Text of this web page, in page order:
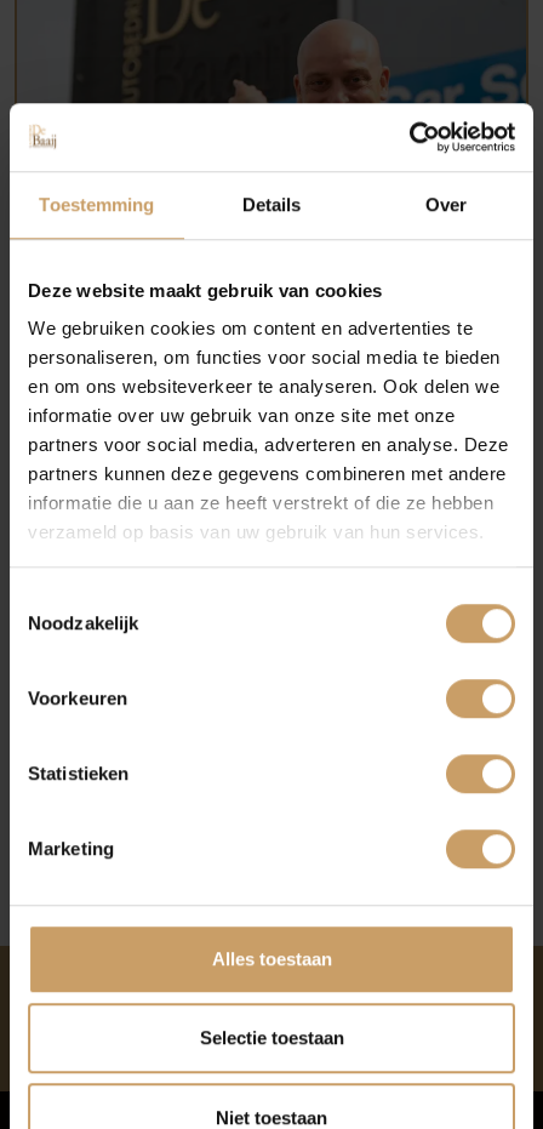
Toestemming Details Over
Deze website maakt gebruik van cookies
We gebruiken cookies om content en advertenties te
personaliseren, om functies voor social media te bieden
en om ons websiteverkeer te analyseren. Ook delen we
informatie over uw gebruik van onze site met onze
partners voor social media, adverteren en analyse. Deze
partners kunnen deze gegevens combineren met andere
informatie die u aan ze heeft verstrekt of die ze hebben
verzameld op basis van uw gebruik van hun services.
Noodzakelijk
Voorkeuren
Statistieken
Marketing
Alles toestaan
Selectie toestaan
Niet toestaan
Meer weten? Kennis maken?
Neem contact op om kennis te maken met
Autobedrijf De Baaij. Wij helpen u graag
verder onder het genot van een goede kop
koffie, cappuccino of latte macchiato!
Neem contact op
Lees hoe tevreden klanten zijn over Autobedrijf
9,1 klantenvertellen
Occasions
Autolease
Financiering
Autoverzekeringen
Verkoop
Auto onderhoud
Over Autobedrijf De Baaij
Afleverpakketten